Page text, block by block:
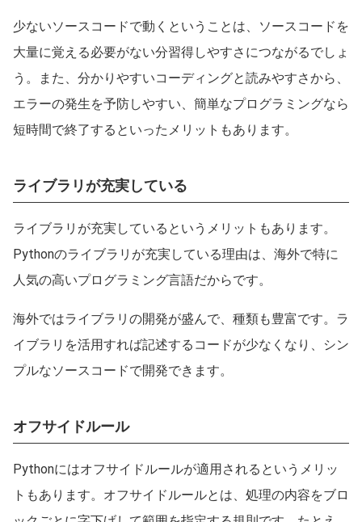
少ないソースコードで動くということは、ソースコードを
大量に覚える必要がない分習得しやすさにつながるでしょ
う。また、分かりやすいコーディングと読みやすさから、
エラーの発生を予防しやすい、簡単なプログラミングなら
短時間で終了するといったメリットもあります。
ライブラリが充実している
ライブラリが充実しているというメリットもあります。
Pythonのライブラリが充実している理由は、海外で特に
人気の高いプログラミング言語だからです。
海外ではライブラリの開発が盛んで、種類も豊富です。ラ
イブラリを活用すれば記述するコードが少なくなり、シン
プルなソースコードで開発できます。
オフサイドルール
Pythonにはオフサイドルールが適用されるというメリッ
トもあります。オフサイドルールとは、処理の内容をブロ